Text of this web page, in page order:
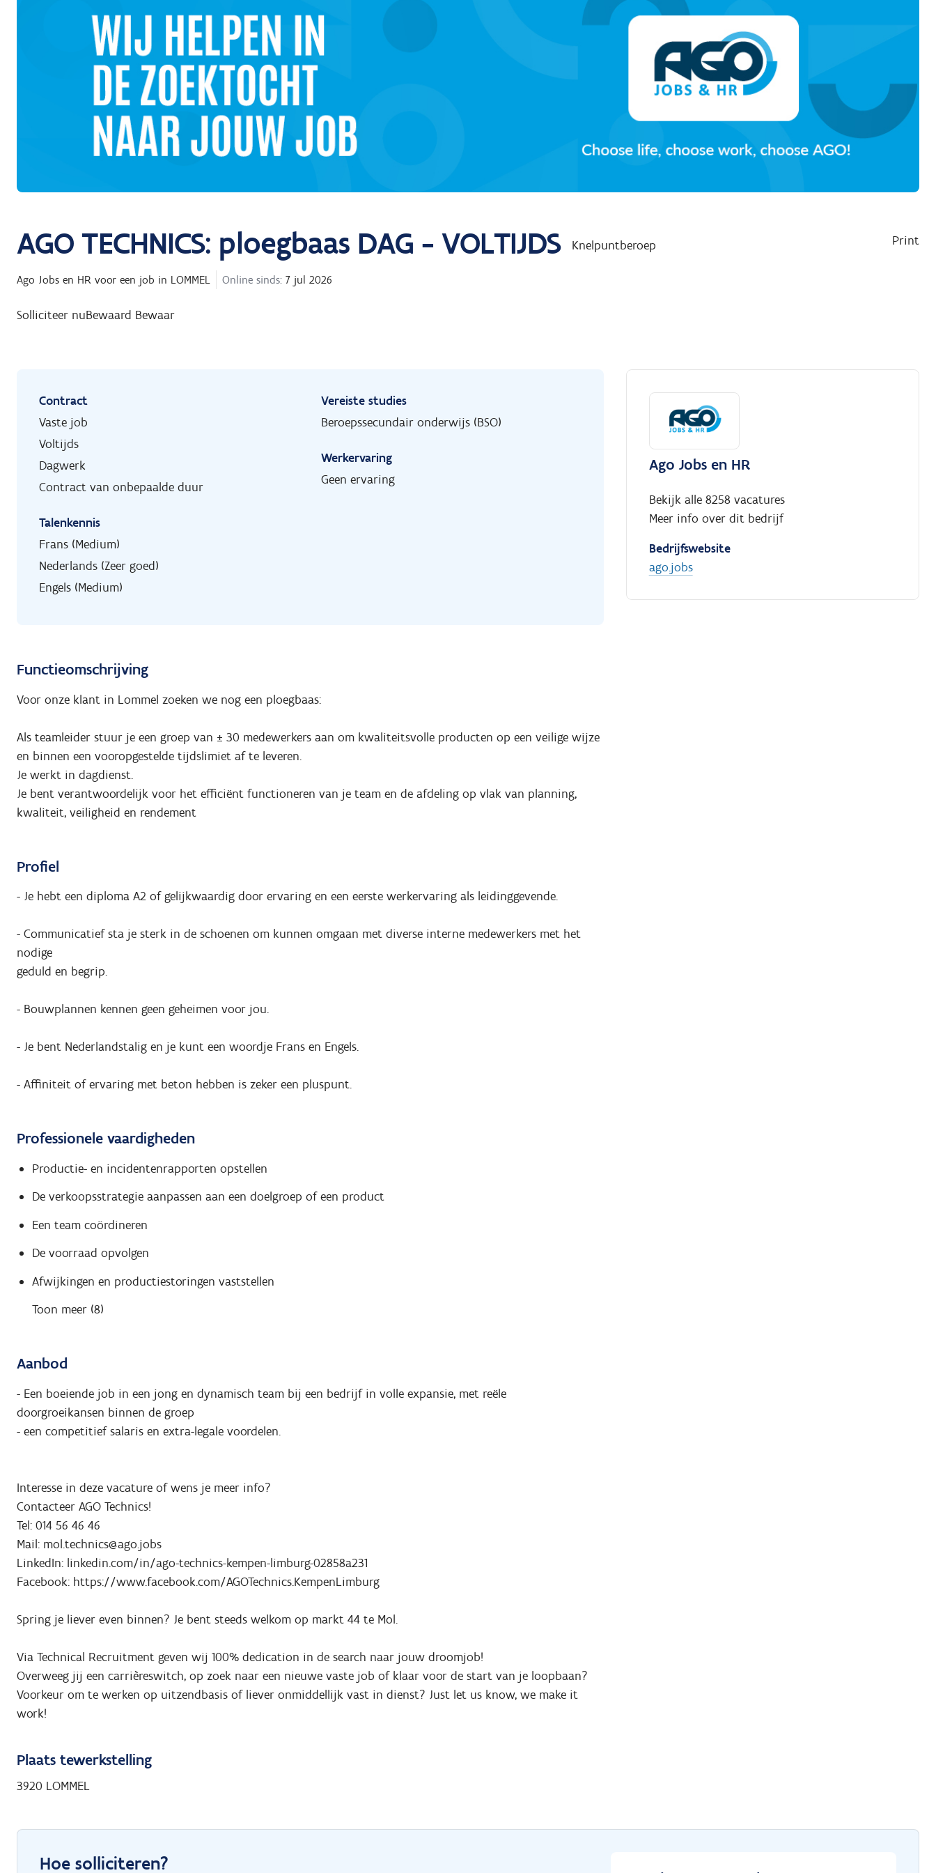
AGO TECHNICS: ploegbaas DAG - VOLTIJDS Knelpuntberoep Print
Ago Jobs en HR voor een job in LOMMEL Online sinds: 7 jul 2026
Solliciteer nuBewaard Bewaar
Contract
Vaste job
Voltijds
Dagwerk
Contract van onbepaalde duur
Talenkennis
Frans (Medium)
Nederlands (Zeer goed)
Engels (Medium)
Vereiste studies
Beroepssecundair onderwijs (BSO)
Werkervaring
Geen ervaring
Functieomschrijving
Voor onze klant in Lommel zoeken we nog een ploegbaas:
Als teamleider stuur je een groep van ± 30 medewerkers aan om kwaliteitsvolle producten op een veilige wijze
en binnen een vooropgestelde tijdslimiet af te leveren.
Je werkt in dagdienst.
Je bent verantwoordelijk voor het efficiënt functioneren van je team en de afdeling op vlak van planning,
kwaliteit, veiligheid en rendement
Profiel
- Je hebt een diploma A2 of gelijkwaardig door ervaring en een eerste werkervaring als leidinggevende.
- Communicatief sta je sterk in de schoenen om kunnen omgaan met diverse interne medewerkers met het
nodige
geduld en begrip.
- Bouwplannen kennen geen geheimen voor jou.
- Je bent Nederlandstalig en je kunt een woordje Frans en Engels.
- Affiniteit of ervaring met beton hebben is zeker een pluspunt.
Professionele vaardigheden
Productie- en incidentenrapporten opstellen
De verkoopsstrategie aanpassen aan een doelgroep of een product
Een team coördineren
De voorraad opvolgen
Afwijkingen en productiestoringen vaststellen
Toon meer (8)
Aanbod
- Een boeiende job in een jong en dynamisch team bij een bedrijf in volle expansie, met reële
doorgroeikansen binnen de groep
- een competitief salaris en extra-legale voordelen.
Interesse in deze vacature of wens je meer info?
Contacteer AGO Technics!
Tel: 014 56 46 46
Mail: mol.technics@ago.jobs
LinkedIn: linkedin.com/in/ago-technics-kempen-limburg-02858a231
Facebook: https://www.facebook.com/AGOTechnics.KempenLimburg
Spring je liever even binnen? Je bent steeds welkom op markt 44 te Mol.
Via Technical Recruitment geven wij 100% dedication in de search naar jouw droomjob!
Overweeg jij een carrièreswitch, op zoek naar een nieuwe vaste job of klaar voor de start van je loopbaan?
Voorkeur om te werken op uitzendbasis of liever onmiddellijk vast in dienst? Just let us know, we make it
work!
Ago Jobs en HR
Bekijk alle 8258 vacatures
Meer info over dit bedrijf
Bedrijfswebsite
ago.jobs
Plaats tewerkstelling
3920 LOMMEL
Hoe solliciteren?